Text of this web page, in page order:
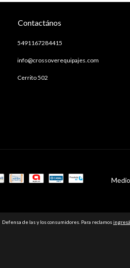
Contactános
5491167284415
info@crossoverequipajes.com
Cerrito 502
Defensa de las y los consumidores. Para reclamosingresá